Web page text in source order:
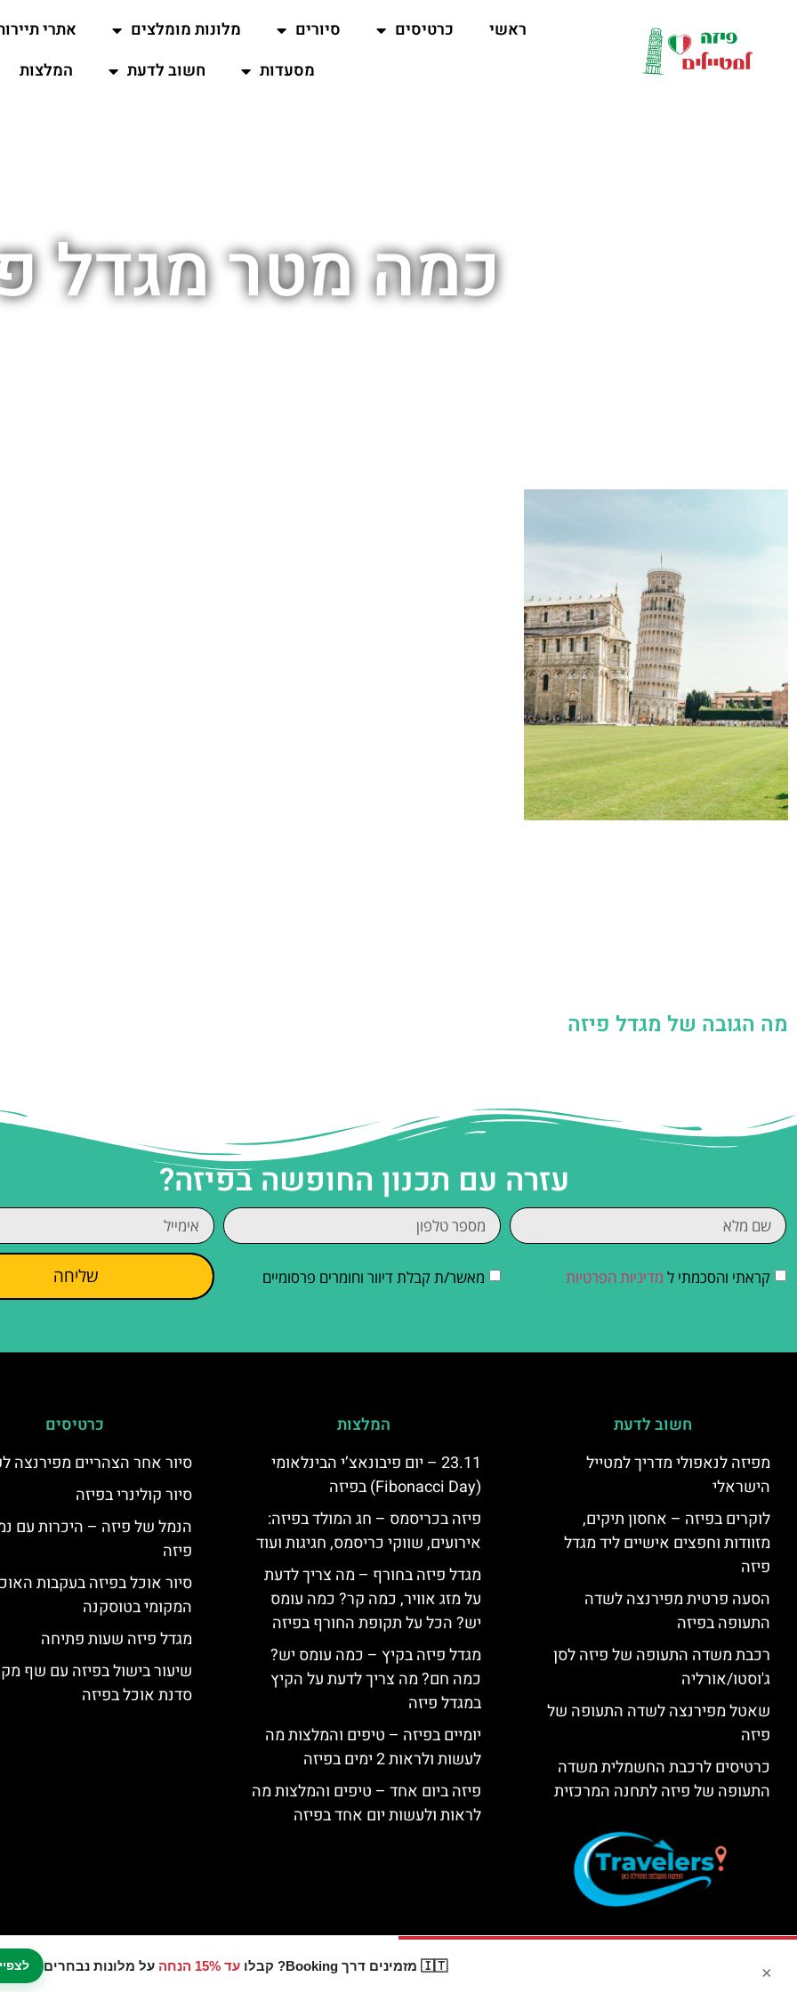
🇮🇹 מזמינים דרך Booking? קבלו עד 15% הנחה על מלונות נבחרים ×
ראשי כרטיסים סיורים מלונות מומלצים אתרי
מסעדות
חשוב לדעת המלצות
כמה מטר מגדל
מה הגובה של מגדל פיזה
עזרה עם תכנון החופשה בפיזה?
קראתי והסכמתי ל מדיניות הפרטיות מאשר/ת קבלת דיוור וחומרים פרסומיים שליחה
חשוב לדעת
מפיזה לנאפולי מדריך למטייל
הישראלי
לוקרים בפיזה – אחסון תיקים,
מזוודות וחפצים אישיים ליד מגדל
פיזה
הסעה פרטית מפירנצה לשדה
התעופה בפיזה
רכבת משדה התעופה של פיזה לסן
ג'וסטו/אורליה
שאטל מפירנצה לשדה התעופה של
פיזה
כרטיסים לרכבת החשמלית משדה
התעופה של פיזה לתחנה המרכזית
המלצות
23.11 – יום פיבונאצ’י הבינלאומי
(Fibonacci Day) בפיזה
פיזה בכריסמס – חג המולד בפיזה:
אירועים, שווקי כריסמס, חגיגות ועוד
מגדל פיזה בחורף – מה צריך לדעת
על מזג אוויר, כמה קר? כמה עומס
יש? הכל על תקופת החורף בפיזה
מגדל פיזה בקיץ – כמה עומס יש?
כמה חם? מה צריך לדעת על הקיץ
במגדל פיזה
יומיים בפיזה – טיפים והמלצות מה
לעשות ולראות 2 ימים בפיזה
פיזה ביום אחד – טיפים והמלצות מה
לראות ולעשות יום אחד בפיזה
כרטיסים
סיור אחר הצהריים מפירנצה
סיור קולינרי בפיזה
הנמל של פיזה – היכרות עם
פיזה
סיור אוכל בפיזה בעקבות
המקומי בטוסקנה
מגדל פיזה שעות פתיחה
שיעור בישול בפיזה עם שף
סדנת אוכל בפיזה